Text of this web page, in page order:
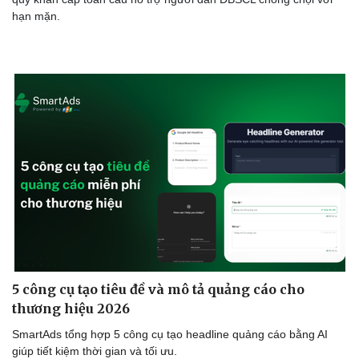
hạn mặn.
5 công cụ tạo tiêu đề và mô tả quảng cáo cho
thương hiệu 2026
SmartAds tổng hợp 5 công cụ tạo headline quảng cáo bằng AI
giúp tiết kiệm thời gian và tối ưu.